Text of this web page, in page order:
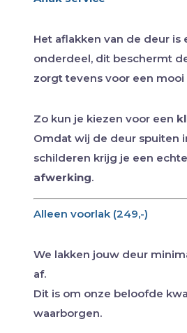
Het aflakken van de deur is
onderdeel, dit beschermt
zorgt tevens voor een
Zo kun je kiezen voor een
Omdat wij de deur spuiten
schilderen krijg je een echte
afwerking.
Alleen voorlak (249,-)
We lakken jouw deur
af.
Dit is om onze beloofde
waarborgen.